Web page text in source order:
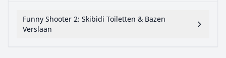
Funny Shooter 2: Skibidi Toiletten & Bazen
Verslaan